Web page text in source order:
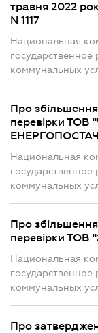
травня 2022
N 1117
Национальная
государственное
коммунальных
Про
перевірки
Национальная
государственное
коммунальных
Про
перевірки
Национальная
государственное
коммунальных
Про